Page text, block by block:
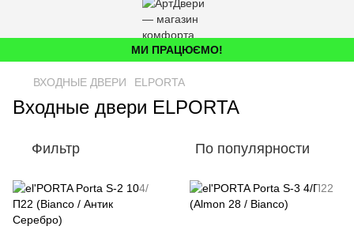
МИ ПРАЦЮЄМО!
ВХОДНЫЕ ДВЕРИ ELPORTA
Входные двери ELPORTA
Фильтр По популярности